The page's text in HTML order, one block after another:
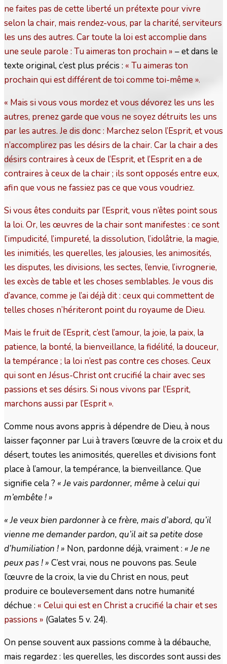
ne faites pas de cette liberté un prétexte pour vivre
selon la chair, mais rendez-vous, par la charité, serviteurs
les uns des autres. Car toute la loi est accomplie dans
une seule parole : Tu aimeras ton prochain » – et dans le
texte original, c’est plus précis : « Tu aimeras ton
prochain qui est différent de toi comme toi-même ».
« Mais si vous vous mordez et vous dévorez les uns les
autres, prenez garde que vous ne soyez détruits les uns
par les autres. Je dis donc : Marchez selon l’Esprit, et vous
n’accomplirez pas les désirs de la chair. Car la chair a des
désirs contraires à ceux de l’Esprit, et l’Esprit en a de
contraires à ceux de la chair ; ils sont opposés entre eux,
afin que vous ne fassiez pas ce que vous voudriez.
Si vous êtes conduits par l’Esprit, vous n’êtes point sous
la loi. Or, les œuvres de la chair sont manifestes : ce sont
l’impudicité, l’impureté, la dissolution, l’idolâtrie, la magie,
les inimitiés, les querelles, les jalousies, les animosités,
les disputes, les divisions, les sectes, l’envie, l’ivrognerie,
les excès de table et les choses semblables. Je vous dis
d’avance, comme je l’ai déjà dit : ceux qui commettent de
telles choses n’hériteront point du royaume de Dieu.
Mais le fruit de l’Esprit, c’est l’amour, la joie, la paix, la
patience, la bonté, la bienveillance, la fidélité, la douceur,
la tempérance ; la loi n’est pas contre ces choses. Ceux
qui sont en Jésus-Christ ont crucifié la chair avec ses
passions et ses désirs. Si nous vivons par l’Esprit,
marchons aussi par l’Esprit ».
Comme nous avons appris à dépendre de Dieu, à nous
laisser façonner par Lui à travers l’œuvre de la croix et du
désert, toutes les animosités, querelles et divisions font
place à l’amour, la tempérance, la bienveillance. Que
signifie cela ? « Je vais pardonner, même à celui qui
m’embête ! »
« Je veux bien pardonner à ce frère, mais d’abord, qu’il
vienne me demander pardon, qu’il ait sa petite dose
d’humiliation ! » Non, pardonne déjà, vraiment : « Je ne
peux pas ! » C’est vrai, nous ne pouvons pas. Seule
l’œuvre de la croix, la vie du Christ en nous, peut
produire ce bouleversement dans notre humanité
déchue : « Celui qui est en Christ a crucifié la chair et ses
passions » (Galates 5 v. 24).
On pense souvent aux passions comme à la débauche,
mais regardez : les querelles, les discordes sont aussi des